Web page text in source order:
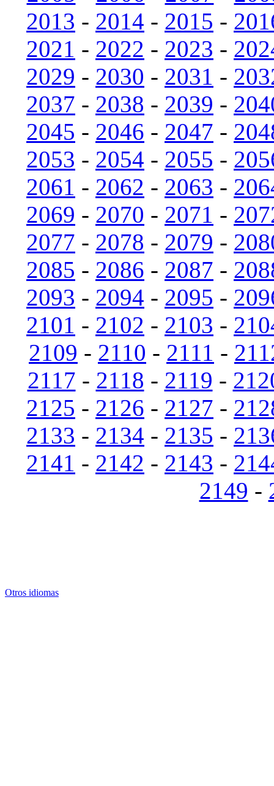
2013 - 2014 - 2015 -
2021 - 2022 - 2023 -
2029 - 2030 - 2031 -
2037 - 2038 - 2039 -
2045 - 2046 - 2047 -
2053 - 2054 - 2055 -
2061 - 2062 - 2063 -
2069 - 2070 - 2071 -
2077 - 2078 - 2079 -
2085 - 2086 - 2087 -
2093 - 2094 - 2095 -
2101 - 2102 - 2103 -
2109 - 2110 - 2111 -
2117 - 2118 - 2119 -
2125 - 2126 - 2127 -
2133 - 2134 - 2135 -
2141 - 2142 - 2143 -
2149 -
Otros idiomas